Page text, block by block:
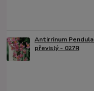
Antirrinum
převislý - 027R